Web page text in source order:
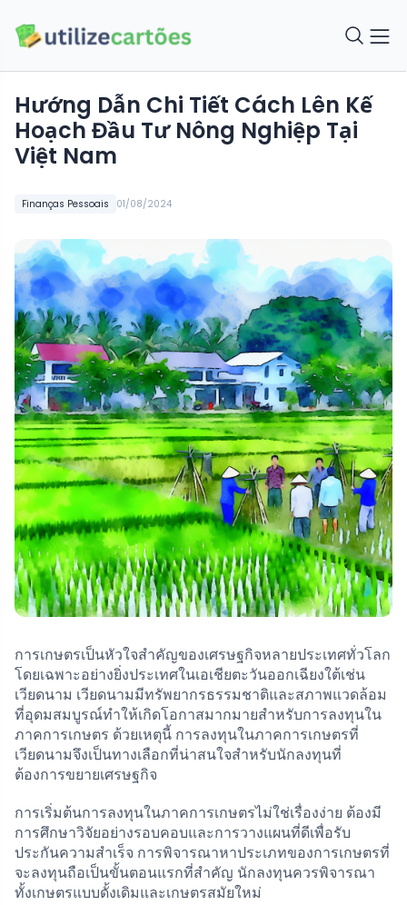
Finanças Pessoais 01/08/2024
Hướng Dẫn Chi Tiết Cách Lên Kế
Hoạch Đầu Tư Nông Nghiệp Tại
Việt Nam
การเกษตรเป็นหัวใจสำคัญของเศรษฐกิจหลายประเทศทั่วโลก
โดยเฉพาะอย่างยิ่งประเทศในเอเชียตะวันออกเฉียงใต้เช่น
เวียดนาม เวียดนามมีทรัพยากรธรรมชาติและสภาพแวดล้อม
ที่อุดมสมบูรณ์ทำให้เกิดโอกาสมากมายสำหรับการลงทุนใน
ภาคการเกษตร ด้วยเหตุนี้ การลงทุนในภาคการเกษตรที่
เวียดนามจึงเป็นทางเลือกที่น่าสนใจสำหรับนักลงทุนที่
ต้องการขยายเศรษฐกิจ
การเริ่มต้นการลงทุนในภาคการเกษตรไม่ใช่เรื่องง่าย ต้องมี
การศึกษาวิจัยอย่างรอบคอบและการวางแผนที่ดีเพื่อรับ
ประกันความสำเร็จ การพิจารณาหาประเภทของการเกษตรที่
จะลงทุนถือเป็นขั้นตอนแรกที่สำคัญ นักลงทุนควรพิจารณา
ทั้งเกษตรแบบดั้งเดิมและเกษตรสมัยใหม่